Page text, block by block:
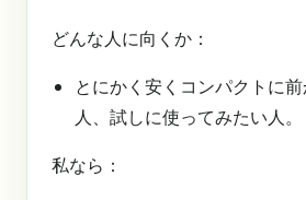
どんな人に向くか：
とにかく安くコンパクトに
人、試しに使ってみたい人。
私なら：